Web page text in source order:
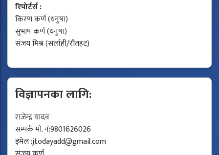
रिपोर्टर्स :
किरण कर्ण (धनुषा)
सुभाष कर्ण (धनुषा)
संजय मिश्र (सर्लाही/रौतहट)
विज्ञापनका लागि:
राजेन्द्र यादव
सम्पर्क मो. नं:9801626026
इमेल :jtodayadd@gmail.com